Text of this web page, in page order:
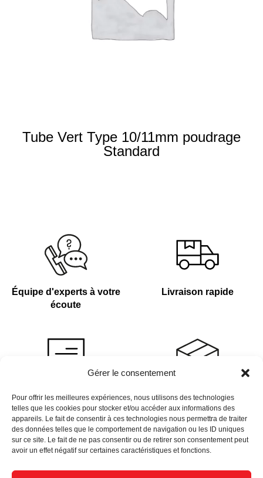
Gérer le consentement
Pour offrir les meilleures expériences, nous utilisons des technologies
telles que les cookies pour stocker et/ou accéder aux informations des
appareils. Le fait de consentir à ces technologies nous permettra de traiter
des données telles que le comportement de navigation ou les ID uniques
sur ce site. Le fait de ne pas consentir ou de retirer son consentement peut
avoir un effet négatif sur certaines caractéristiques et fonctions.
Tube Vert Type 10/11mm poudrage
Standard
Équipe d'experts à votre
écoute
Livraison rapide
Devis sur demande
Plus de 4 000 références
en stock